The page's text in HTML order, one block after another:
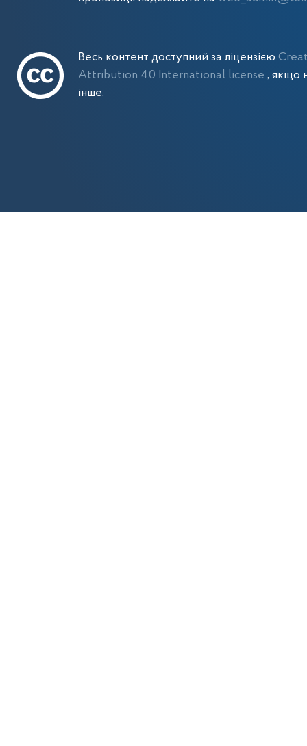
Весь контент доступний за ліцензією
Attribution 4.0 International license, якщо
інше.